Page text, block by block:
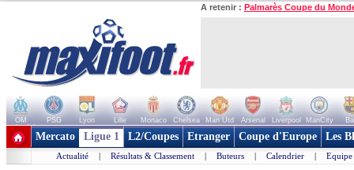
A retenir : Palmarès Coupe du
OM PSG Lyon Lille Monaco Chelsea Man Utd Arsenal Liverpool ManCity
+ de clubs
Mercato Ligue 1 L2/Coupes Etranger Coupe d'Europe Les
Actualité | Résultats & Classement | Buteurs | Calendrier | Equipe